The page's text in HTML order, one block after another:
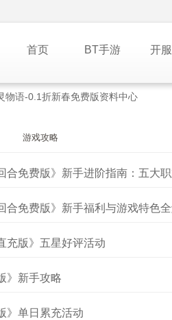
首页 BT手游 开
物语-0.1折新春免费版资料中心
游戏攻略
合免费版》新手进阶指南：五大
合免费版》新手福利与游戏特色
充版》五星好评活动
》新手攻略
》单日累充活动